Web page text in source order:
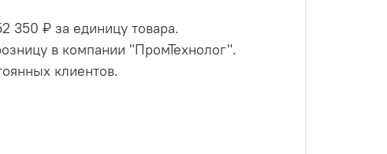
350 ₽ за единицу товара.
в компании "ПромТехнолог".
клиентов.